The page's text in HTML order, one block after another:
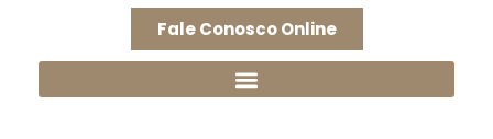
Fale Conosco Online